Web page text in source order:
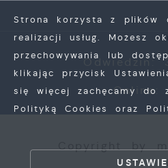
Odwiedzin:
Online:
Strona korzysta z plików
realizacji usług. Możesz
przechowywania lub
klikając przycisk
się więcej zachęcamy do
Polityką Cookies oraz